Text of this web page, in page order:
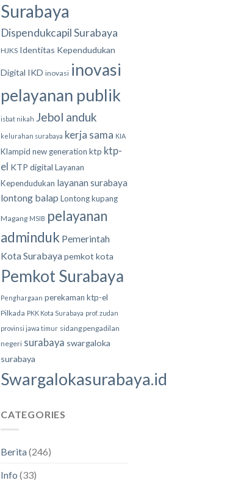
Surabaya
Dispendukcapil Surabaya
HJKS Identitas Kependudukan
Digital IKD inovasi inovasi
pelayanan publik
isbat nikah Jebol anduk
kelurahan surabaya kerja sama KIA
Klampid new generation ktp ktp-
el KTP digital Layanan
Kependudukan layanan surabaya
lontong balap Lontong kupang
Magang MSIB pelayanan
adminduk Pemerintah
Kota Surabaya pemkot kota
Pemkot Surabaya
Penghargaan perekaman ktp-el
Pilkada PKK Kota Surabaya prof. zudan
provinsi jawa timur sidang pengadilan
negeri surabaya swargaloka
surabaya
Swargalokasurabaya.id
CATEGORIES
Berita(246)
Info (33)